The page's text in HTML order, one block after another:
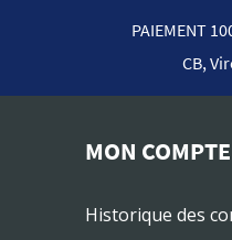
PAIEMENT
CB,
MON COMPTE
Historique des